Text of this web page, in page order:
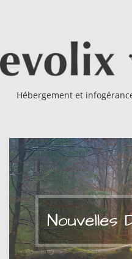
Hébergement et